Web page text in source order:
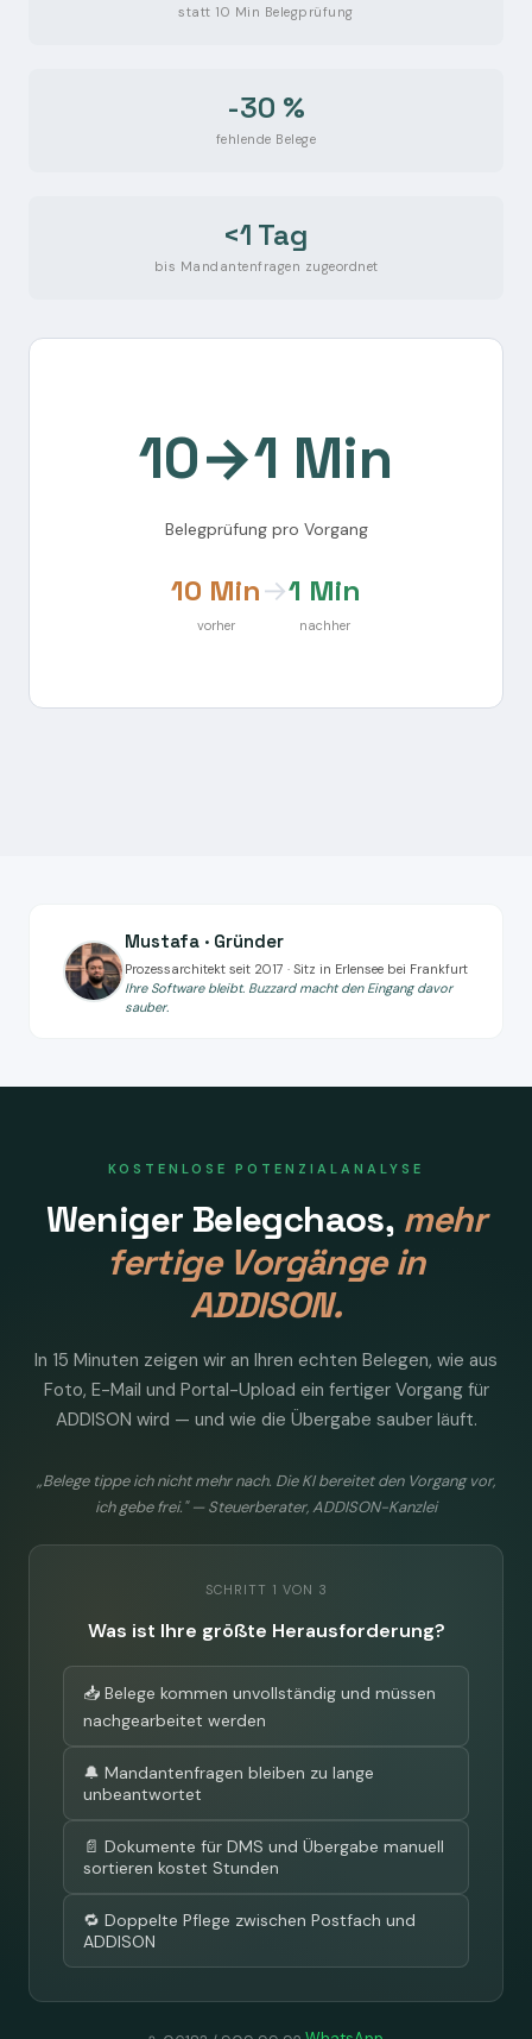
statt 10 Min Belegprüfung
-30 %
fehlende Belege
<1 Tag
bis Mandantenfragen zugeordnet
10→1 Min
Belegprüfung pro Vorgang
10 Min
vorher
→1 Min
nachher
Mustafa · Gründer
Prozessarchitekt seit 2017 · Sitz in Erlensee bei Frankfurt
Ihre Software bleibt. Buzzard macht den Eingang davor
sauber.
KOSTENLOSE POTENZIALANALYSE
Weniger Belegchaos, mehr
fertige Vorgänge in
ADDISON.
In 15 Minuten zeigen wir an Ihren echten Belegen, wie aus
Foto, E-Mail und Portal-Upload ein fertiger Vorgang für
ADDISON wird — und wie die Übergabe sauber läuft.
„Belege tippe ich nicht mehr nach. Die KI bereitet den Vorgang vor,
ich gebe frei." — Steuerberater, ADDISON-Kanzlei
SCHRITT 1 VON 3
Was ist Ihre größte Herausforderung?
📥 Belege kommen unvollständig und müssen
nachgearbeitet werden
🔔 Mandantenfragen bleiben zu lange
unbeantwortet
📄 Dokumente für DMS und Übergabe manuell
sortieren kostet Stunden
🔁 Doppelte Pflege zwischen Postfach und
ADDISON